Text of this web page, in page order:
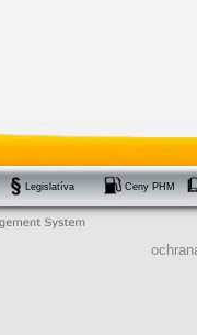
Legislatíva Ceny PHM